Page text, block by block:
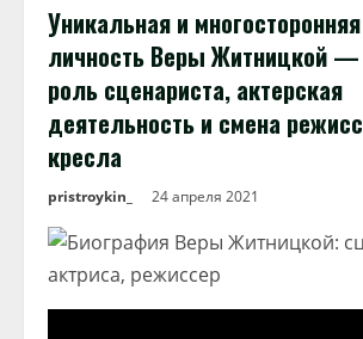
Уникальная и
личность Веры Житницкой —
роль сценариста, актерская
деятельность и смена
кресла
pristroykin_ 24 апреля 2021